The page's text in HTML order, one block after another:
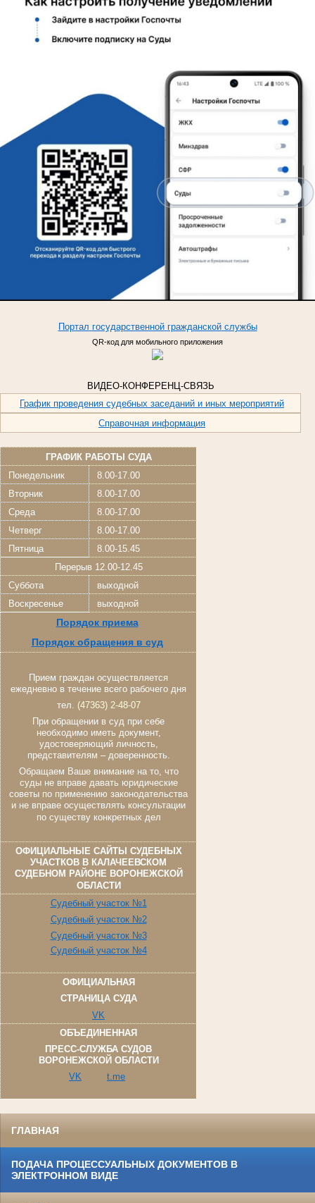
Портал государственной гражданской службы
QR-код для мобильного приложения
ВИДЕО-КОНФЕРЕНЦ-СВЯЗЬ
График проведения судебных заседаний и иных мероприятий
Справочная информация
ГРАФИК РАБОТЫ СУДА
Понедельник
8.00-17.00
Вторник
8.00-17.00
Среда
8.00-17.00
Четверг
8.00-17.00
Пятница
8.00-15.45
Перерыв 12.00-12.45
Суббота
выходной
Воскресенье
выходной
Порядок приема
Порядок обращения в суд
Прием граждан осуществляется
ежедневно в течение всего рабочего дня
тел.
(47363) 2-48-07
При обращении в суд при себе
необходимо иметь документ,
удостоверяющий личность,
представителям – доверенность.
Обращаем Ваше внимание на то, что
суды не вправе давать юридические
советы по применению законодательства
и не вправе осуществлять консультации
по существу конкретных дел
ОФИЦИАЛЬНЫЕ САЙТЫ СУДЕБНЫХ
УЧАСТКОВ В КАЛАЧЕЕВСКОМ
СУДЕБНОМ РАЙОНЕ ВОРОНЕЖСКОЙ
ОБЛАСТИ
Судебный участок №1
Судебный участок №2
Судебный участок №3
Судебный участок №4
ОФИЦИАЛЬНАЯ
СТРАНИЦА СУДА
VK
ОБЪЕДИНЕННАЯ
ПРЕСС-СЛУЖБА СУДОВ
ВОРОНЕЖСКОЙ ОБЛАСТИ
VK
t.me
ГЛАВНАЯ
ПОДАЧА ПРОЦЕССУАЛЬНЫХ ДОКУМЕНТОВ В
ЭЛЕКТРОННОМ ВИДЕ